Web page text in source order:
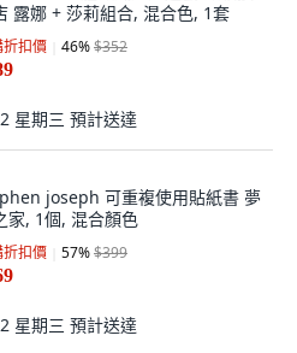
露娜 + 莎莉組合, 混合色, 1套
折扣價 46%$352
星期三 預計送達
joseph 可重複使用貼紙書 夢
家, 1個, 混合顏色
折扣價 57%$399
星期三 預計送達